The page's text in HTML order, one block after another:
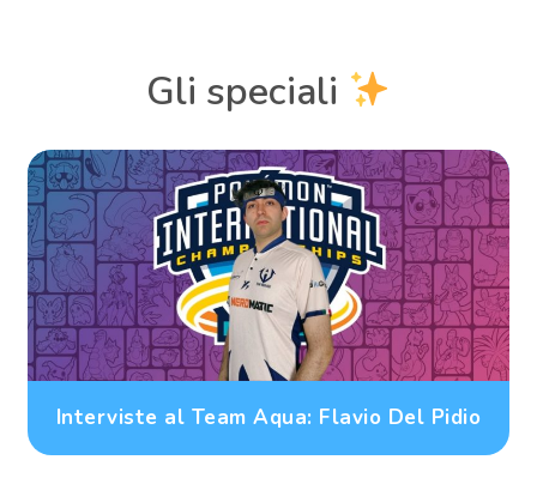
Gli speciali
Interviste al Team Aqua: Flavio Del Pidio